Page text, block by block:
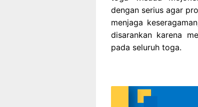
dengan serius agar
menjaga
disarankan karena
pada seluruh toga.